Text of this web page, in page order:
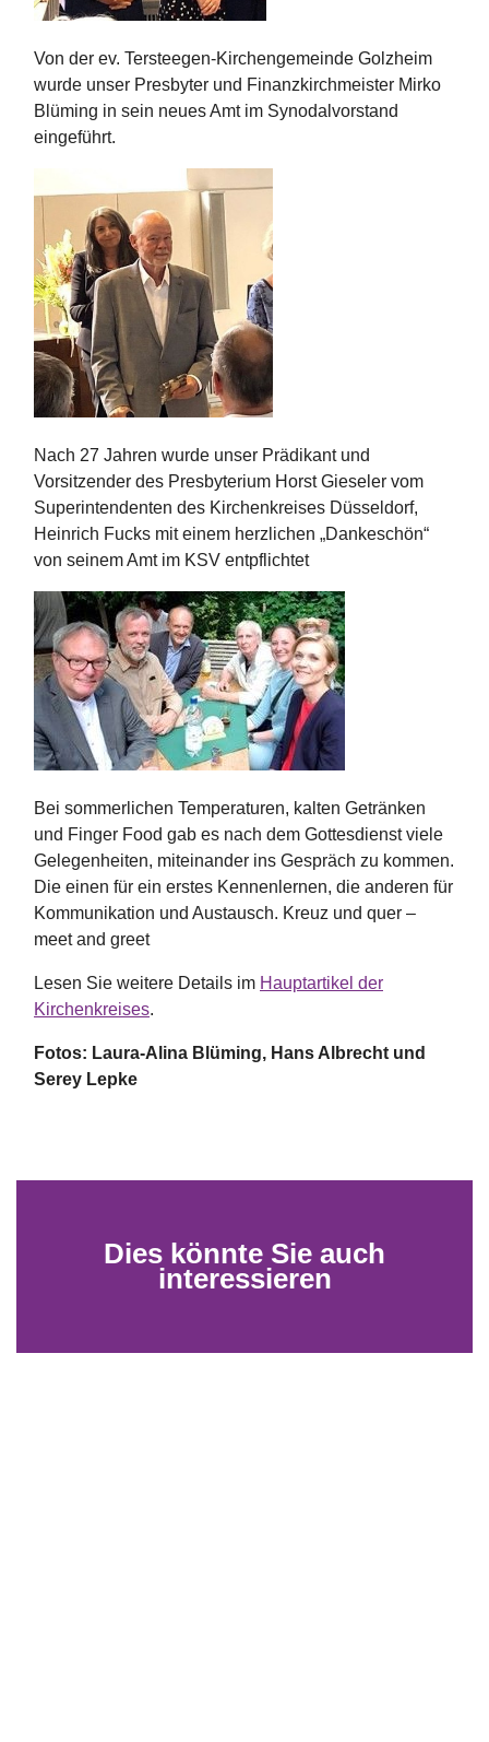
Von der ev. Tersteegen-Kirchengemeinde Golzheim
wurde unser Presbyter und Finanzkirchmeister Mirko
Blüming in sein neues Amt im Synodalvorstand
eingeführt.
Nach 27 Jahren wurde unser Prädikant und
Vorsitzender des Presbyterium Horst Gieseler vom
Superintendenten des Kirchenkreises Düsseldorf,
Heinrich Fucks mit einem herzlichen „Dankeschön“
von seinem Amt im KSV entpflichtet
Bei sommerlichen Temperaturen, kalten Getränken
und Finger Food gab es nach dem Gottesdienst viele
Gelegenheiten, miteinander ins Gespräch zu kommen.
Die einen für ein erstes Kennenlernen, die anderen für
Kommunikation und Austausch. Kreuz und quer –
meet and greet
Lesen Sie weitere Details im Hauptartikel der
Kirchenkreises.
Fotos: Laura-Alina Blüming, Hans Albrecht und
Serey Lepke
Dies könnte Sie auch
interessieren